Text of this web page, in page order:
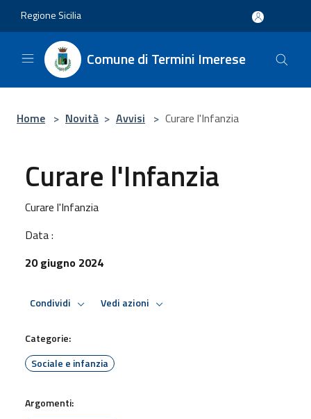
Regione Sicilia
Comune di Termini Imerese
Home > Novità > Avvisi > Curare l'Infanzia
Curare l'Infanzia
Curare l'Infanzia
Data :
20 giugno 2024
Condividi Vedi azioni
Categorie:
Sociale e infanzia
Argomenti: